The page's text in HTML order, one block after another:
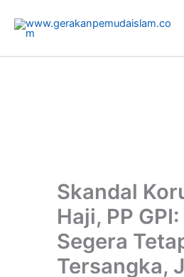
Skandal
Haji, PP
Segera
Tersangka,